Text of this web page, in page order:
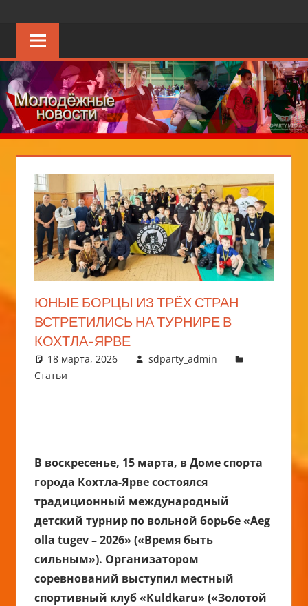
содержимому
молодёжный
портал
ЮНЫЕ БОРЦЫ ИЗ ТРЁХ СТРАН
ВСТРЕТИЛИСЬ НА ТУРНИРЕ В
КОХТЛА-ЯРВЕ
18 марта, 2026
sdparty_admin
Статьи
В воскресенье, 15 марта, в Доме спорта
города Кохтла-Ярве состоялся
традиционный международный
детский турнир по вольной борьбе «Aeg
olla tugev – 2026» («Время быть
сильным»). Организатором
соревнований выступил местный
спортивный клуб «Kuldkaru» («Золотой